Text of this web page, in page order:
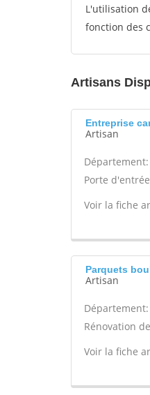
L'utilisation
fonction des
Artisans
Entreprise
Artisan
Porte
Voir la fiche
Parquets
Artisan
Rénovation
Voir la fiche